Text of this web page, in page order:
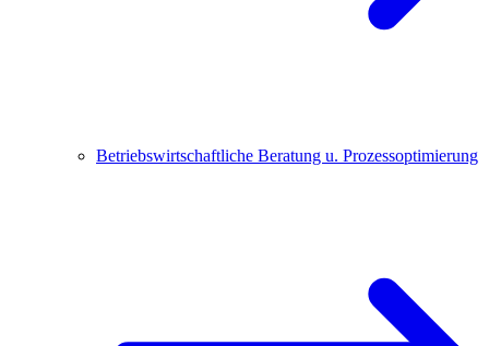
Betriebswirtschaftliche Beratung u. Prozessoptimierung